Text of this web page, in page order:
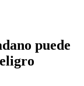
puede